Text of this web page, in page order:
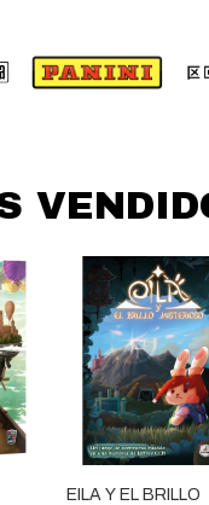
EILA Y EL BRILLO